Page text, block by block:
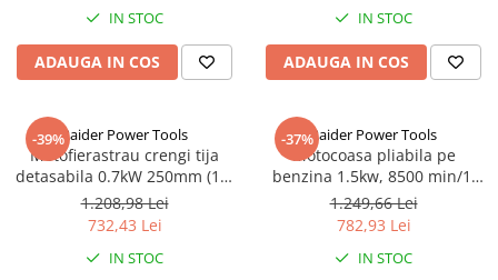
IN STOC
ADAUGA IN COS
IN STOC
ADAUGA IN COS
-39%Raider Power Tools
Motofierastrau crengi tija
detasabila 0.7kW 250mm (10)
3/8".050" (1.3mm) extensie 1m
RD-GPS01"
1.208,98 Lei
732,43 Lei
IN STOC
-37%Raider Power Tools
Motocoasa pliabila pe
benzina 1.5kw, 8500 min/1,
4in1, RD-GBC23, cap trimmer
gard viu cap drujba
1.249,66 Lei
782,93 Lei
IN STOC